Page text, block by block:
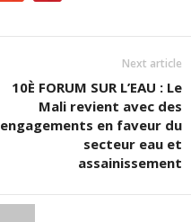
Next article
10È FORUM SUR L’EAU : Le
Mali revient avec des
engagements en faveur du
secteur eau et
assainissement